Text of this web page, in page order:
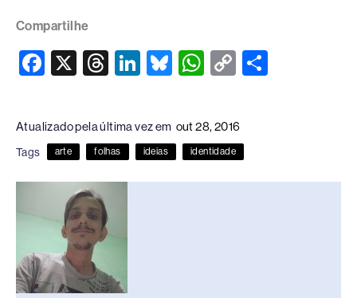
Compartilhe
F
e
b
o
o
X
T
a
d
s
Li
e
dI
n
Bl
sk
y
W
s
A
p
C
y
Li
n
Atualizado pela última vez em out 28, 2016
Tags arte folhas ideias identidade